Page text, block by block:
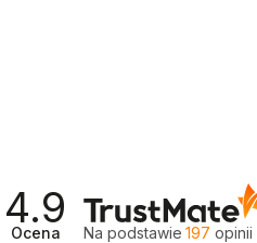
4.9
Ocena Na podstawie 197 opinii